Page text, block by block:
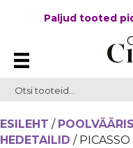
Paljud tooted
ESILEHT /
HEDETAILID /